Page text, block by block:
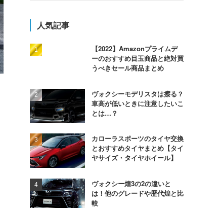
人気記事
【2022】Amazonプライムデ
ーのおすすめ目玉商品と絶対買
うべきセール商品まとめ
ヴォクシーモデリスタは擦る？
車高が低いときに注意したいこ
とは…？
カローラスポーツのタイヤ交換
とおすすめタイヤまとめ【タイ
ヤサイズ・タイヤホイール】
ヴォクシー煌3の2の違いと
は！他のグレードや歴代煌と比
較